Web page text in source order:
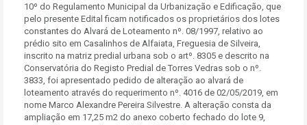
10º do Regulamento Municipal da Urbanização e Edificação, que
pelo presente Edital ficam notificados os proprietários dos lotes
constantes do Alvará de Loteamento nº. 08/1997, relativo ao
prédio sito em Casalinhos de Alfaiata, Freguesia de Silveira,
inscrito na matriz predial urbana sob o artº. 8305 e descrito na
Conservatória do Registo Predial de Torres Vedras sob o nº.
3833, foi apresentado pedido de alteração ao alvará de
loteamento através do requerimento nº. 4016 de 02/05/2019, em
nome Marco Alexandre Pereira Silvestre. A alteração consta da
ampliação em 17,25 m2 do anexo coberto fechado do lote 9,